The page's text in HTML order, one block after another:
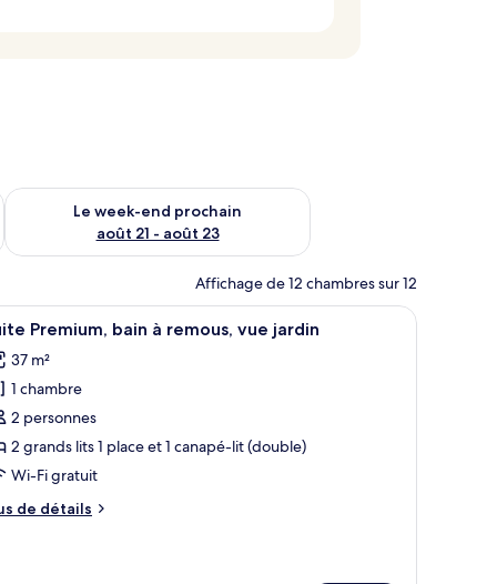
août 14 - août 16
Le week-end prochain
août 21 - août 23
Vérifier la disponibilité pour le week-end prochain août 21 -
Affichage de 12 chambres sur 12
de couleur neutre.
deux oreillers blancs à bordure noire, deux tables de chevet avec des
:
Un salon moderne avec un canapé, des
9 Premium, bain à remous, vue jardin
37 m²
1 chambre
2 personnes
2 grands lits 1 place et 1 canapé-lit (double)
Wi-Fi gratuit
de détails